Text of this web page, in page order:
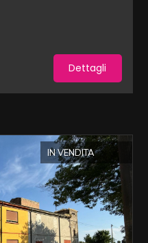
Dettagli
IN VENDITA